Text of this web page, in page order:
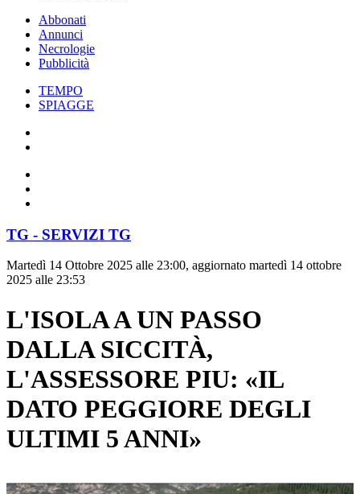
Abbonati
Annunci
Necrologie
Pubblicità
TEMPO
SPIAGGE
TG - SERVIZI TG
Martedì 14 Ottobre 2025 alle 23:00, aggiornato martedì 14 ottobre
2025 alle 23:53
L'ISOLA A UN PASSO
DALLA SICCITÀ,
L'ASSESSORE PIU: «IL
DATO PEGGIORE DEGLI
ULTIMI 5 ANNI»